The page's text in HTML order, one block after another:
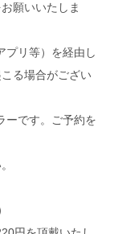
願いいたしま
プリ等）を経由し
る場合がござい
ーです。ご予約を